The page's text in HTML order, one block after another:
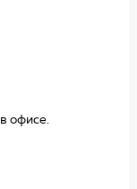
офисе.